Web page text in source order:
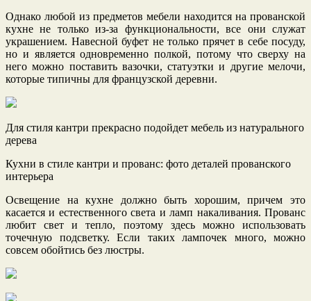
Однако любой из предметов мебели находится на прованской
кухне не только из-за функциональности, все они служат
украшением. Навесной буфет не только прячет в себе посуду,
но и является одновременно полкой, потому что сверху на
него можно поставить вазочки, статуэтки и другие мелочи,
которые типичны для французской деревни.
Для стиля кантри прекрасно подойдет мебель из натурального
дерева
Кухни в стиле кантри и прованс: фото деталей прованского
интерьера
Освещение на кухне должно быть хорошим, причем это
касается и естественного света и ламп накаливания. Прованс
любит свет и тепло, поэтому здесь можно использовать
точечную подсветку. Если таких лампочек много, можно
совсем обойтись без люстры.